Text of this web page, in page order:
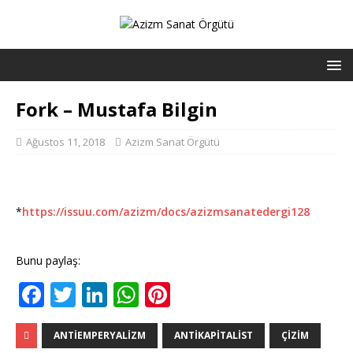
Fork – Mustafa Bilgin
Ağustos 11, 2018 Azizm Sanat Örgütü
*https://issuu.com/azizm/docs/azizmsanatedergi128
Bunu paylaş:
F
a
c
T
w
it
Li
n
k
W
h
at
n
te
ANTIEMPERYALIZM ANTIKAPITALIST ÇIZIM